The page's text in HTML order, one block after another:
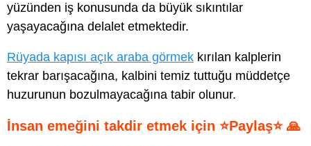
yüzünden iş konusunda da büyük sıkıntılar
yaşayacağına delalet etmektedir.
Rüyada kapısı açık araba görmek kırılan kalplerin
tekrar barışacağına, kalbini temiz tuttuğu müddetçe
huzurunun bozulmayacağına tabir olunur.
İnsan emeğini takdir etmek için ⭐Paylaş⭐ 🙏